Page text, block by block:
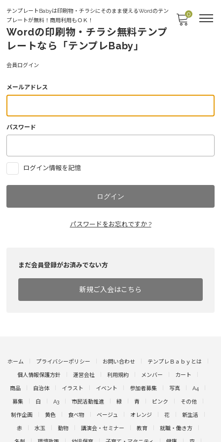
テンプレートBabyは印刷物・チラシにそのまま使えるWordのテン
プレートが無料！商用利用もＯＫ！
Wordの印刷物・チラシ無料テンプ
レートなら「テンプレBaby」
0
Login
会員ログイン
メールアドレス
パスワード
ログイン情報を記憶
パスワードをお忘れですか ?
まだ会員登録がお済みでない方
新規ご入会はこちら
ホーム プライバシーポリシー お問い合わせ テンプレＢａｂｙとは
個人情報保護方針 運営会社 利用規約 メンバー カート
商品 自治体 イラスト イベント 参加者募集 写真 A4
募集 白 A3 市民活動推進 緑 青 ピンク その他
制作企画 黄色 食べ物 ベージュ オレンジ 花 新生活
赤 水玉 動物 講演会・セミナー 教育 就職・働き方